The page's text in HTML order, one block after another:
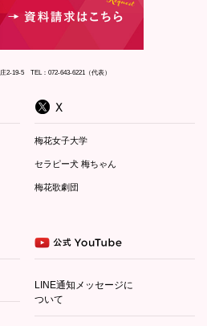
2-19-5 TEL：072-643-6221（代表）
梅花女子大学
セラピー犬 梅ちゃん
梅花歌劇団
LINE通知メッセージに
ついて